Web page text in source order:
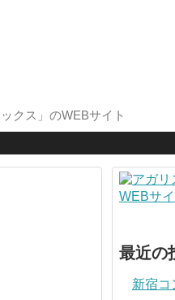
クス」のWEBサイト
最近の
新宿コ